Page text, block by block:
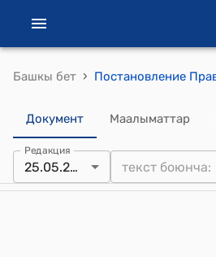
Башкы бет ›
Документ Маалыматтар
Редакция
25.05.2004